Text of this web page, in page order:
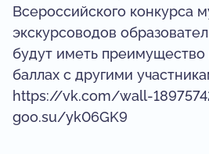
Всероссийского конкурса
экскурсоводов
будут иметь
баллах с другими
https://vk.com/wall-
goo.su/yk06GK9